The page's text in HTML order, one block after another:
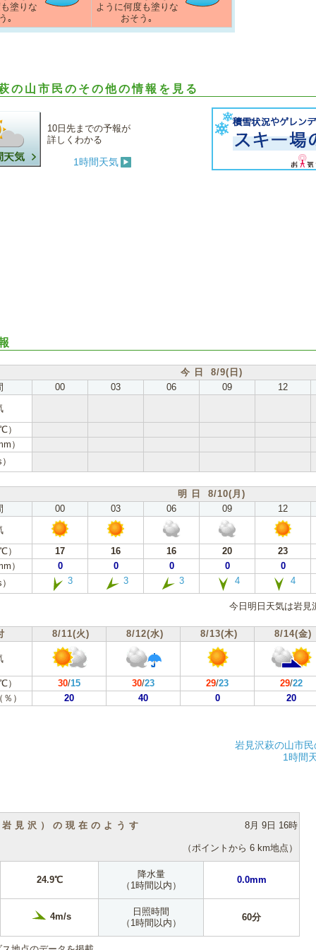
塗りな
｡
ように何度も塗りな
おそう｡
の山市民のその他の情報を見る
10日先までの予報が
詳しくわかる
1時間天気
今 日 8/9(日)
00 03 06 09
12
）
明 日 8/10(月)
00 03 06 09
12
17 16 16 20
23
）
0 0 0 0
0
3 3 3 4 4
今日明日天気は岩見
8/11(火) 8/12(水) 8/13(木) 8/14(金)
30/15 30/23 29/23 29/22
）
20 40 0 20
岩見沢萩の山市
1時間
見沢）の現在のようす 8月 9日 16時
（ポイントから 6 km地点）
24.9℃
降水量
（1時間以内）
0.0mm
4m/s
日照時間
（1時間以内）
60分